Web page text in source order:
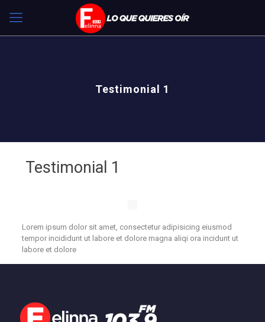
Testimonial 1
Testimonial 1
Lorem ipsum dolor sit amet, consectetur adipisicing eiusmod
tempor incididunt ut labore et dolore magna aliqi ora incidunt ut
labore et dolore